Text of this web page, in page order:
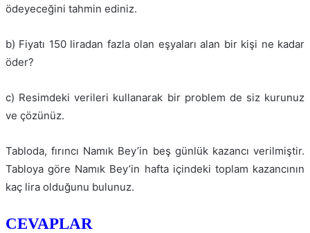
ödeyeceğini tahmin ediniz.
b) Fiyatı 150 liradan fazla olan eşyaları alan bir kişi ne kadar
öder?
c) Resimdeki verileri kullanarak bir problem de siz kurunuz
ve çözünüz.
Tabloda, fırıncı Namık Bey’in beş günlük kazancı verilmiştir.
Tabloya göre Namık Bey’in hafta içindeki toplam kazancının
kaç lira olduğunu bulunuz.
CEVAPLAR